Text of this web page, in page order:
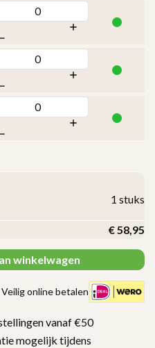
1 stuks
€58,95
winkelwagen
Veilig online betalen
vanaf €50
mogelijk tijdens